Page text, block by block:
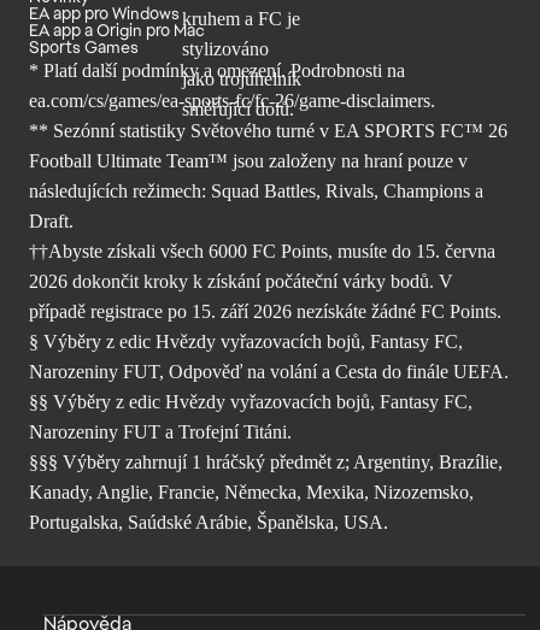
EA app pro Windows
EA app a Origin pro Mac
Sports Games
* Platí další podmínky a omezení. Podrobnosti na
ea.com/cs/games/ea-sports-fc/fc-26/game-disclaimers.
** Sezónní statistiky Světového turné v EA SPORTS FC™ 26
Football Ultimate Team™ jsou založeny na hraní pouze v
následujících režimech: Squad Battles, Rivals, Champions a
Draft.
††Abyste získali všech 6000 FC Points, musíte do 15. června
2026 dokončit kroky k získání počáteční várky bodů. V
případě registrace po 15. září 2026 nezískáte žádné FC Points.
§ Výběry z edic Hvězdy vyřazovacích bojů, Fantasy FC,
Narozeniny FUT, Odpověď na volání a Cesta do finále UEFA.
§§ Výběry z edic Hvězdy vyřazovacích bojů, Fantasy FC,
Narozeniny FUT a Trofejní Titáni.
§§§ Výběry zahrnují 1 hráčský předmět z; Argentiny, Brazílie,
Kanady, Anglie, Francie, Německa, Mexika, Nizozemsko,
Portugalska, Saúdské Arábie, Španělska, USA.
Nápověda